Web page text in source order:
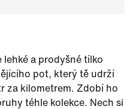
lehké a prodyšné tílko
pot, který tě udrží
za kilometrem. Zdobí ho
téhle kolekce. Nech si